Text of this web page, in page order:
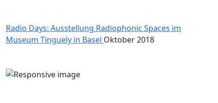
Radio Days: Ausstellung Radiophonic Spaces im
Museum Tinguely in Basel Oktober 2018